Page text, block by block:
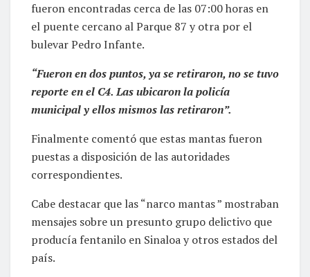
fueron encontradas cerca de las 07:00 horas en
el puente cercano al Parque 87 y otra por el
bulevar Pedro Infante.
“Fueron en dos puntos, ya se retiraron, no se tuvo
reporte en el C4. Las ubicaron la policía
municipal y ellos mismos las retiraron”.
Finalmente comentó que estas mantas fueron
puestas a disposición de las autoridades
correspondientes.
Cabe destacar que las “narco mantas ” mostraban
mensajes sobre un presunto grupo delictivo que
producía fentanilo en Sinaloa y otros estados del
país.